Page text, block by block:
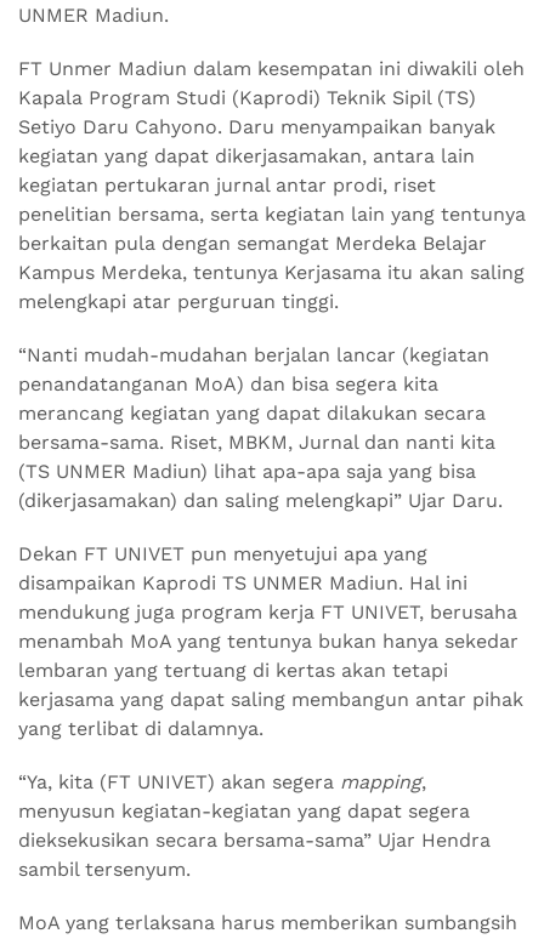
UNMER Madiun.
FT Unmer Madiun dalam kesempatan ini diwakili oleh
Kapala Program Studi (Kaprodi) Teknik Sipil (TS)
Setiyo Daru Cahyono. Daru menyampaikan banyak
kegiatan yang dapat dikerjasamakan, antara lain
kegiatan pertukaran jurnal antar prodi, riset
penelitian bersama, serta kegiatan lain yang tentunya
berkaitan pula dengan semangat Merdeka Belajar
Kampus Merdeka, tentunya Kerjasama itu akan saling
melengkapi atar perguruan tinggi.
“Nanti mudah-mudahan berjalan lancar (kegiatan
penandatanganan MoA) dan bisa segera kita
merancang kegiatan yang dapat dilakukan secara
bersama-sama. Riset, MBKM, Jurnal dan nanti kita
(TS UNMER Madiun) lihat apa-apa saja yang bisa
(dikerjasamakan) dan saling melengkapi” Ujar Daru.
Dekan FT UNIVET pun menyetujui apa yang
disampaikan Kaprodi TS UNMER Madiun. Hal ini
mendukung juga program kerja FT UNIVET, berusaha
menambah MoA yang tentunya bukan hanya sekedar
lembaran yang tertuang di kertas akan tetapi
kerjasama yang dapat saling membangun antar pihak
yang terlibat di dalamnya.
“Ya, kita (FT UNIVET) akan segera mapping,
menyusun kegiatan-kegiatan yang dapat segera
dieksekusikan secara bersama-sama” Ujar Hendra
sambil tersenyum.
MoA yang terlaksana harus memberikan sumbangsih